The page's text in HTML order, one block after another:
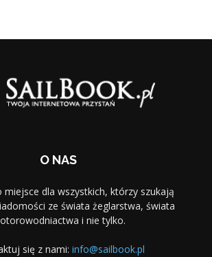
O NAS
miejsce dla wszystkich, którzy szukają
ze świata żeglarstwa, świata
i nie tylko.
się z nami: info@sailbook.pl